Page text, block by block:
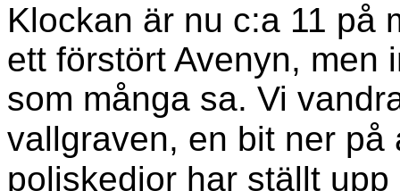
Klockan är nu c:a 11 på
ett förstört Avenyn, men
som många sa. Vi
vallgraven, en bit ner på
poliskedjor har ställt